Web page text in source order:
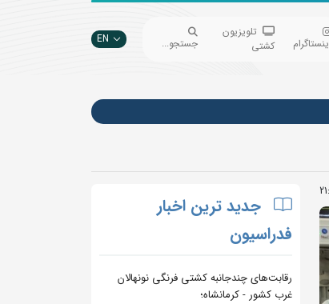
تلویزیون
کشتی
جستجو... EN
جدید ترین اخبار
فدراسیون
رقابت‌های چندجانبه کشتی فرنگی نونهالان
غرب کشور - کرمانشاه؛